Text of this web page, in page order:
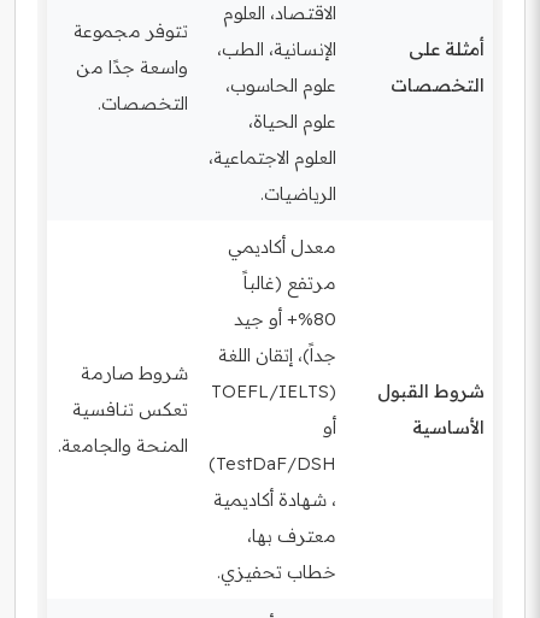
أمثلة على
التخصصات
الاقتصاد، العلوم
الإنسانية، الطب،
علوم الحاسوب،
علوم الحياة،
العلوم الاجتماعية،
الرياضيات.
تتوفر مجموعة
واسعة جدًا من
التخصصات.
شروط القبول
الأساسية
معدل أكاديمي
مرتفع (غالباً
80%+ أو جيد
جداً)، إتقان اللغة
(TOEFL/IELTS
أو
TestDaF/DSH)
، شهادة أكاديمية
معترف بها،
خطاب تحفيزي.
شروط صارمة
تعكس تنافسية
المنحة والجامعة.